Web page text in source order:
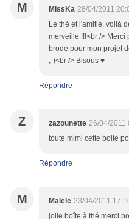
M MissKa 28/04/2011
Le thé et l'amitié, voilà
merveille !!!<br />
brode pour mon projet
;-)<br /> Bisous ♥
Répondre
Z zazounette 26/04/2011
toute mimi cette boite
Répondre
M Malele 23/04/2011
jolie boîte à thé merci